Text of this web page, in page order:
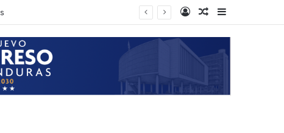
Log InRandom Article
Sidebar